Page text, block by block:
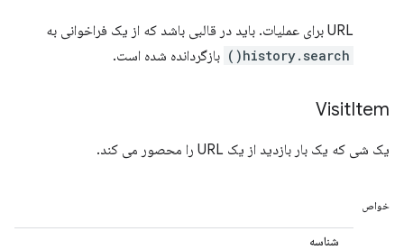
URL برای عملیات. باید در قالبی باشد که از یک فراخوانی به
history.search() بازگردانده شده است.
VisitItem
یک شی که یک بار بازدید از یک URL را محصور می کند.
خواص
شناسه